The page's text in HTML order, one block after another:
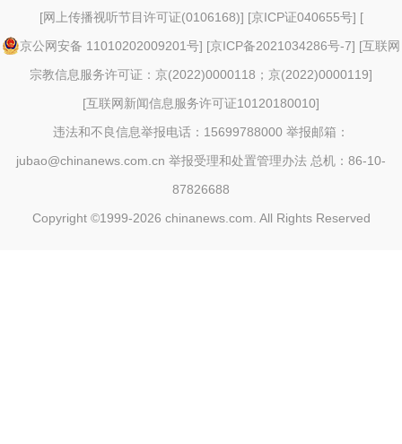
[网上传播视听节目许可证(0106168)] [京ICP证040655号] [
京公网安备 11010202009201号] [京ICP备2021034286号-7] [互联网
宗教信息服务许可证：京(2022)0000118；京(2022)0000119]
[互联网新闻信息服务许可证10120180010]
违法和不良信息举报电话：15699788000 举报邮箱：
jubao@chinanews.com.cn 举报受理和处置管理办法 总机：86-10-
87826688
Copyright ©1999-2026 chinanews.com. All Rights Reserved